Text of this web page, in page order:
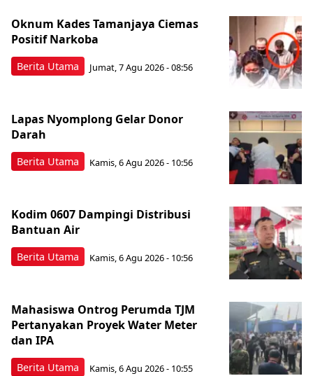
Berita Utama
Oknum Kades Tamanjaya Ciemas
Positif Narkoba
Jumat, 7 Agu 2026 - 08:56
Berita Utama
Lapas Nyomplong Gelar Donor
Darah
Kamis, 6 Agu 2026 - 10:56
Berita Utama
Kodim 0607 Dampingi Distribusi
Bantuan Air
Kamis, 6 Agu 2026 - 10:56
Berita Utama
Mahasiswa Ontrog Perumda TJM
Pertanyakan Proyek Water Meter
dan IPA
Kamis, 6 Agu 2026 - 10:55